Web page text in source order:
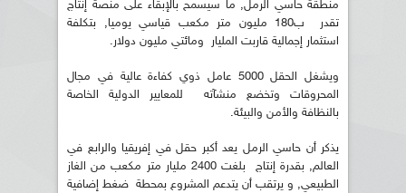
منطقة حاسي الرمل, ما سيسمح بالإبقاء على منصة إنتاج
تقدر ب180 مليون متر مكعب قياسي يوميا, بتكلفة
استثمار إجمالية قاربت المليار ومائتي مليون دولار.
ويشغل الحقل 5000 عامل ذوي كفاءة عالية في مجال
المحروقات وتخضع منشآته للمعايير الدولية الخاصة
بالنظافة والأمن والبيئة.
يذكر أن حاسي الرمل يعد أكبر حقل في إفريقيا والرابع في
العالم, بقدرة إنتاج بلغت 2400 مليار متر مكعب من الغاز
الطبيعي, و يرتقب أن يتدعم المشروع بمحطة ضغط إضافية